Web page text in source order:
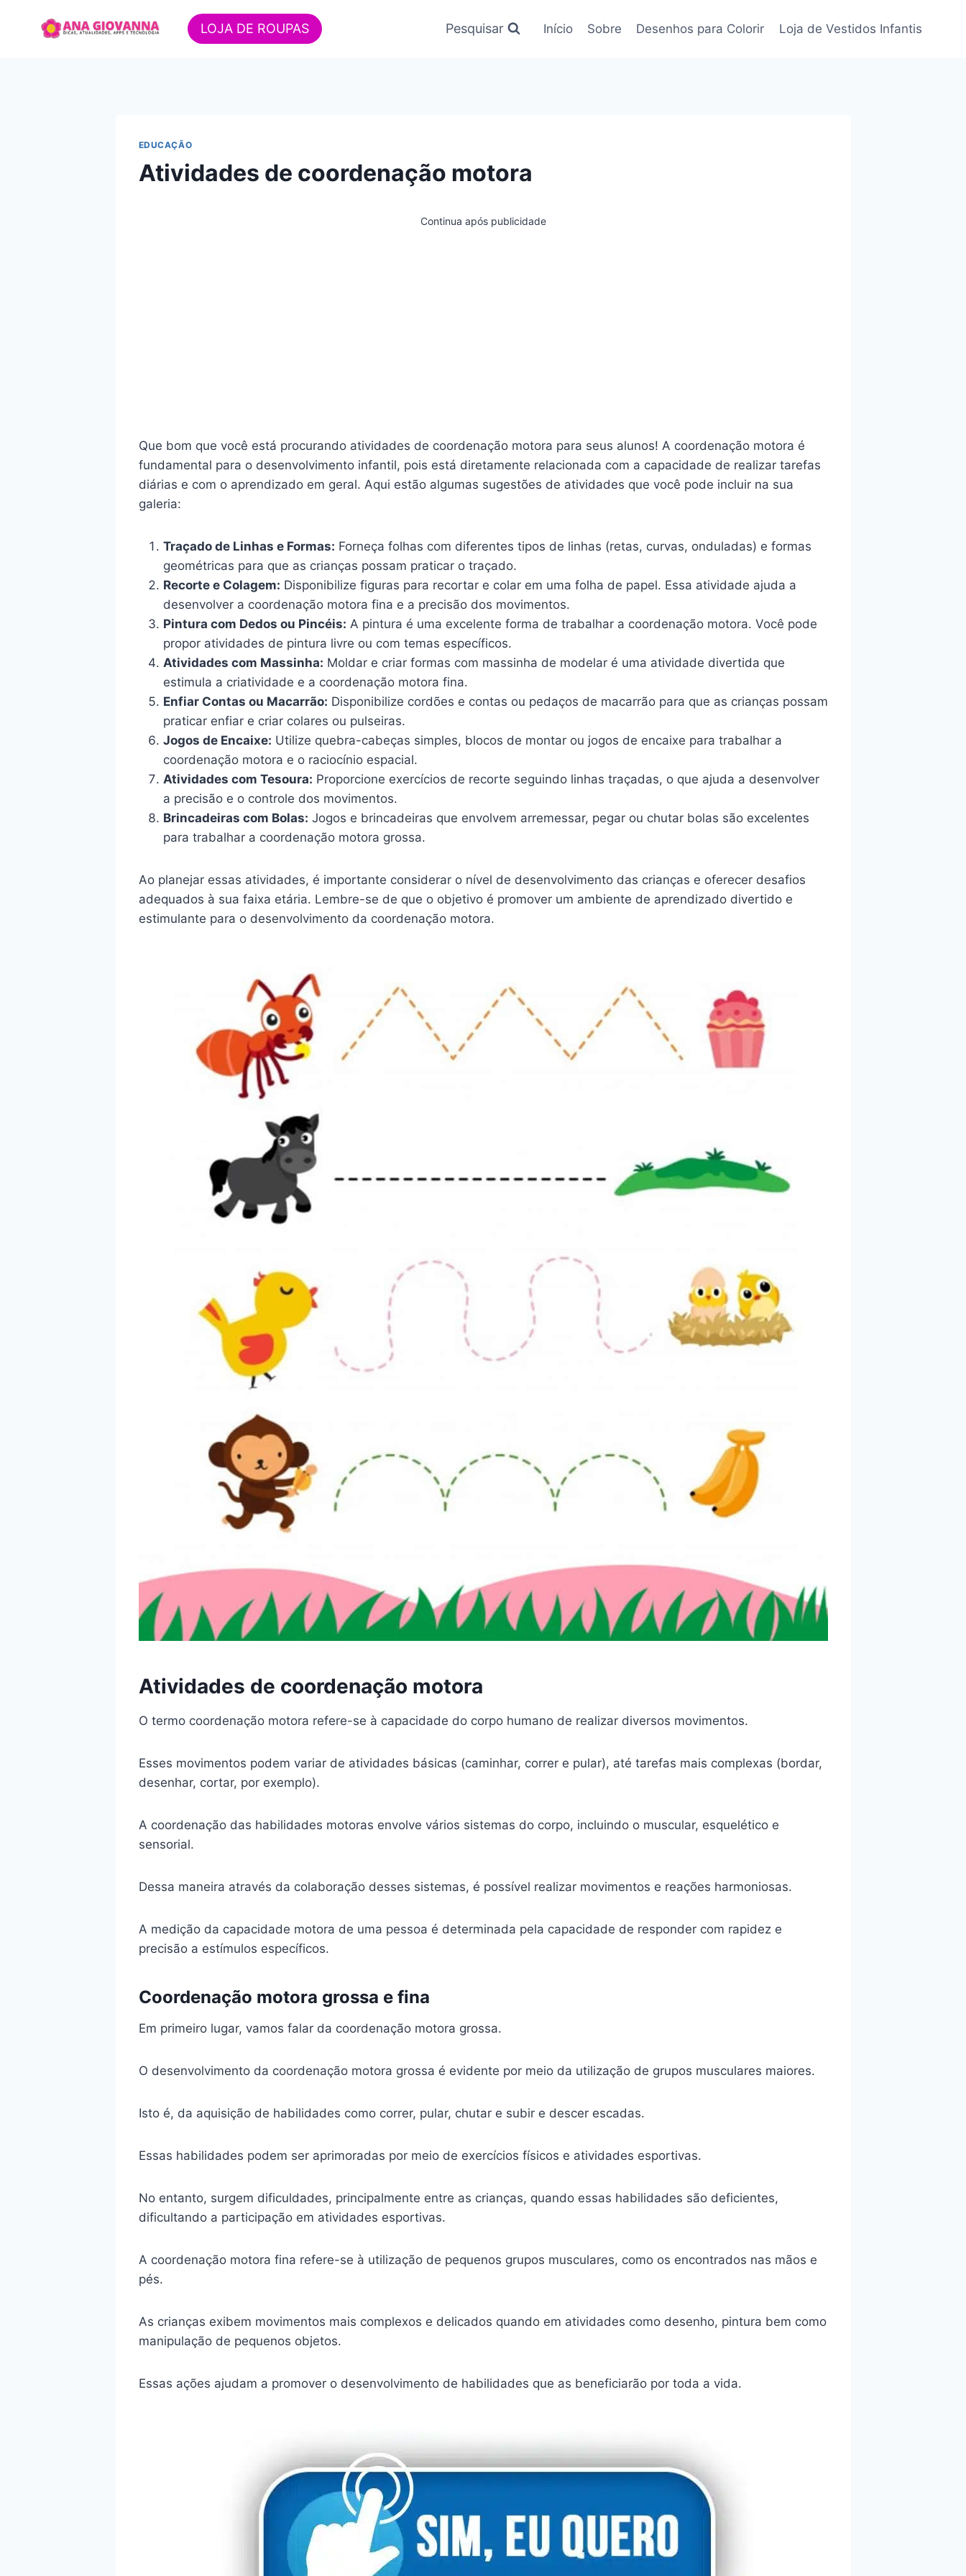
LOJA DE ROUPAS Pesquisar Início Sobre Desenhos para Colorir Loja de Vestidos Infantis
EDUCAÇÃO
Atividades de coordenação motora
Continua após publicidade
Que bom que você está procurando atividades de coordenação motora para seus alunos! A coordenação motora é
fundamental para o desenvolvimento infantil, pois está diretamente relacionada com a capacidade de realizar tarefas
diárias e com o aprendizado em geral. Aqui estão algumas sugestões de atividades que você pode incluir na sua
galeria:
Traçado de Linhas e Formas: Forneça folhas com diferentes tipos de linhas (retas, curvas, onduladas) e formas
geométricas para que as crianças possam praticar o traçado.
Recorte e Colagem: Disponibilize figuras para recortar e colar em uma folha de papel. Essa atividade ajuda a
desenvolver a coordenação motora fina e a precisão dos movimentos.
Pintura com Dedos ou Pincéis: A pintura é uma excelente forma de trabalhar a coordenação motora. Você pode
propor atividades de pintura livre ou com temas específicos.
Atividades com Massinha: Moldar e criar formas com massinha de modelar é uma atividade divertida que
estimula a criatividade e a coordenação motora fina.
Enfiar Contas ou Macarrão: Disponibilize cordões e contas ou pedaços de macarrão para que as crianças possam
praticar enfiar e criar colares ou pulseiras.
Jogos de Encaixe: Utilize quebra-cabeças simples, blocos de montar ou jogos de encaixe para trabalhar a
coordenação motora e o raciocínio espacial.
Atividades com Tesoura: Proporcione exercícios de recorte seguindo linhas traçadas, o que ajuda a desenvolver
a precisão e o controle dos movimentos.
Brincadeiras com Bolas: Jogos e brincadeiras que envolvem arremessar, pegar ou chutar bolas são excelentes
para trabalhar a coordenação motora grossa.
Ao planejar essas atividades, é importante considerar o nível de desenvolvimento das crianças e oferecer desafios
adequados à sua faixa etária. Lembre-se de que o objetivo é promover um ambiente de aprendizado divertido e
estimulante para o desenvolvimento da coordenação motora.
Atividades de coordenação motora
O termo coordenação motora refere-se à capacidade do corpo humano de realizar diversos movimentos.
Esses movimentos podem variar de atividades básicas (caminhar, correr e pular), até tarefas mais complexas (bordar,
desenhar, cortar, por exemplo).
A coordenação das habilidades motoras envolve vários sistemas do corpo, incluindo o muscular, esquelético e
sensorial.
Dessa maneira através da colaboração desses sistemas, é possível realizar movimentos e reações harmoniosas.
A medição da capacidade motora de uma pessoa é determinada pela capacidade de responder com rapidez e
precisão a estímulos específicos.
Coordenação motora grossa e fina
Em primeiro lugar, vamos falar da coordenação motora grossa.
O desenvolvimento da coordenação motora grossa é evidente por meio da utilização de grupos musculares maiores.
Isto é, da aquisição de habilidades como correr, pular, chutar e subir e descer escadas.
Essas habilidades podem ser aprimoradas por meio de exercícios físicos e atividades esportivas.
No entanto, surgem dificuldades, principalmente entre as crianças, quando essas habilidades são deficientes,
dificultando a participação em atividades esportivas.
A coordenação motora fina refere-se à utilização de pequenos grupos musculares, como os encontrados nas mãos e
pés.
As crianças exibem movimentos mais complexos e delicados quando em atividades como desenho, pintura bem como
manipulação de pequenos objetos.
Essas ações ajudam a promover o desenvolvimento de habilidades que as beneficiarão por toda a vida.